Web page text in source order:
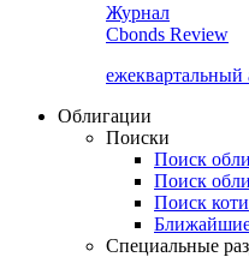
Журнал
Cbonds Review
Облигации
Поиски
Поиск
Поиск
Поиск
Специальные